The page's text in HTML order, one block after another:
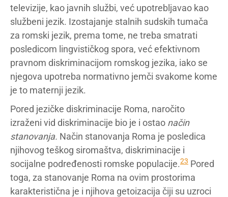
televizije, kao javnih službi, već upotrebljavao kao
službeni jezik. Izostajanje stalnih sudskih tumača
za romski jezik, prema tome, ne treba smatrati
posledicom lingvističkog spora, već efektivnom
pravnom diskriminacijom romskog jezika, iako se
njegova upotreba normativno jemči svakome kome
je to maternji jezik.
Pored jezičke diskriminacije Roma, naročito
izraženi vid diskriminacije bio je i ostao način
stanovanja. Način stanovanja Roma je posledica
njihovog teškog siromaštva, diskriminacije i
socijalne podređenosti romske populacije.23 Pored
toga, za stanovanje Roma na ovim prostorima
karakteristična je i njihova getoizacija čiji su uzroci